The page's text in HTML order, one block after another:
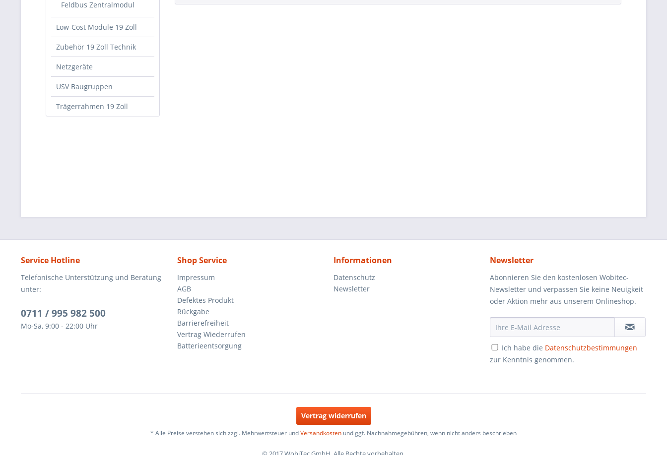
Feldbus Zentralmodul
Low-Cost Module 19 Zoll
Zubehör 19 Zoll Technik
Netzgeräte
USV Baugruppen
Trägerrahmen 19 Zoll
Service Hotline
Telefonische Unterstützung und Beratung
unter:
0711 / 995 982 500
Mo-Sa, 9:00 - 22:00 Uhr
Shop Service
Impressum
AGB
Defektes Produkt
Rückgabe
Barrierefreiheit
Vertrag Wiederrufen
Batterieentsorgung
Informationen
Datenschutz
Newsletter
Newsletter
Abonnieren Sie den kostenlosen Wobitec-
Newsletter und verpassen Sie keine Neuigkeit
oder Aktion mehr aus unserem Onlineshop.
Ich habe die Datenschutzbestimmungen
zur Kenntnis genommen.
Vertrag widerrufen
* Alle Preise verstehen sich zzgl. Mehrwertsteuer undVersandkosten und ggf. Nachnahmegebühren, wenn nicht anders beschrieben